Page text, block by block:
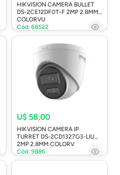
HIKVISION CAMERA BULLET
DS-2CE12DF0T-F 2MP 2.8MM
COLORVU
Cód: 68522
U$ 58,00
HIKVISION CAMERA IP
TURRET DS-2CD1327G3-LIU
2MP 2.8MM COLORV
Cód: 9886